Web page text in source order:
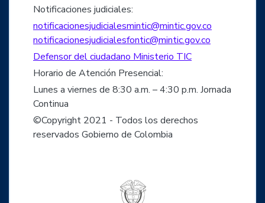
Notificaciones judiciales:
notificacionesjudicialesmintic@mintic.gov.co
notificacionesjudicialesfontic@mintic.gov.co
Defensor del ciudadano Ministerio TIC
Horario de Atención Presencial:
Lunes a viernes de 8:30 a.m. – 4:30 p.m. Jornada
Continua
©Copyright 2021 - Todos los derechos
reservados Gobierno de Colombia